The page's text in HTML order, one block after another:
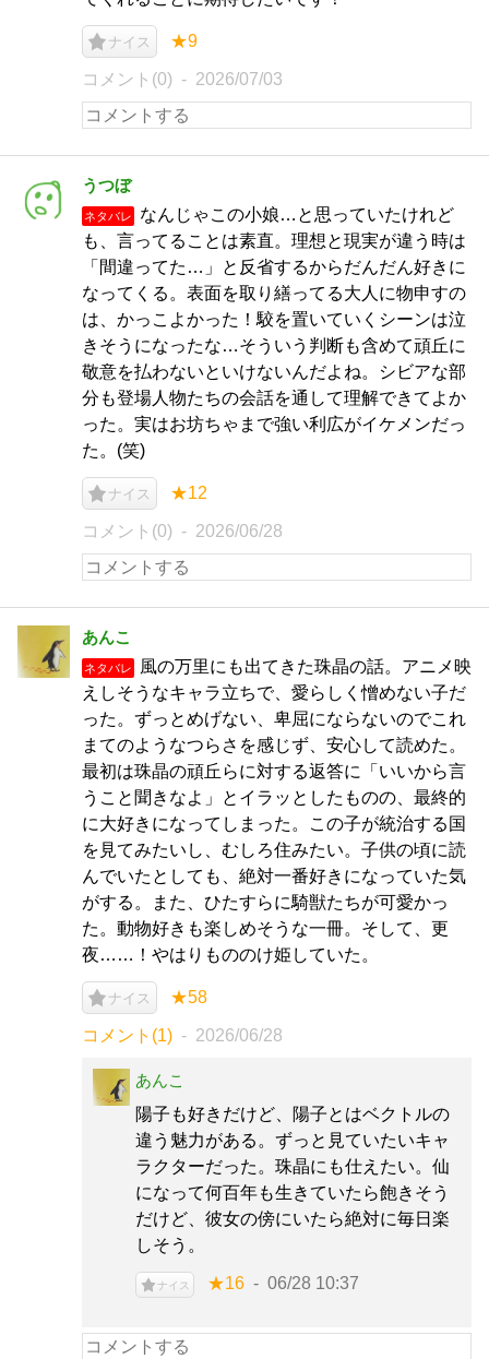
ナイス ★9
コメント(0) 2026/07/03
うつぼ
ネタバレ
なんじゃこの小娘…と思っていたけれど
も、言ってることは素直。理想と現実が違う時は
「間違ってた…」と反省するからだんだん好きに
なってくる。表面を取り繕ってる大人に物申すの
は、かっこよかった！駮を置いていくシーンは泣
きそうになったな…そういう判断も含めて頑丘に
敬意を払わないといけないんだよね。シビアな部
分も登場人物たちの会話を通して理解できてよか
った。実はお坊ちゃまで強い利広がイケメンだっ
た。(笑)
ナイス ★12
コメント(0) 2026/06/28
あんこ
ネタバレ
風の万里にも出てきた珠晶の話。アニメ映
えしそうなキャラ立ちで、愛らしく憎めない子だ
った。ずっとめげない、卑屈にならないのでこれ
まてのようなつらさを感じず、安心して読めた。
最初は珠晶の頑丘らに対する返答に「いいから言
うこと聞きなよ」とイラッとしたものの、最終的
に大好きになってしまった。この子が統治する国
を見てみたいし、むしろ住みたい。子供の頃に読
んでいたとしても、絶対一番好きになっていた気
がする。また、ひたすらに騎獣たちが可愛かっ
た。動物好きも楽しめそうな一冊。そして、更
夜……！やはりもののけ姫していた。
ナイス ★58
コメント(1) 2026/06/28
あんこ
陽子も好きだけど、陽子とはベクトルの
違う魅力がある。ずっと見ていたいキャ
ラクターだった。珠晶にも仕えたい。仙
になって何百年も生きていたら飽きそう
だけど、彼女の傍にいたら絶対に毎日楽
しそう。
ナイス ★16 06/28 10:37